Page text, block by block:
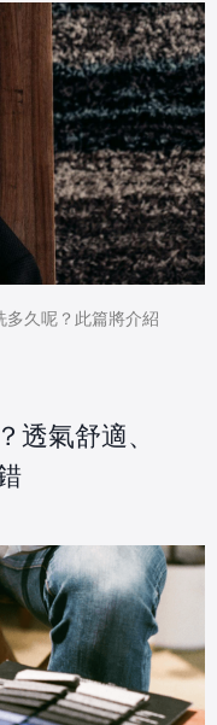
久呢？此篇將介紹
透氣舒適、